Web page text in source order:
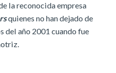
la reconocida empresa
quienes no han dejado de
del año 2001 cuando fue